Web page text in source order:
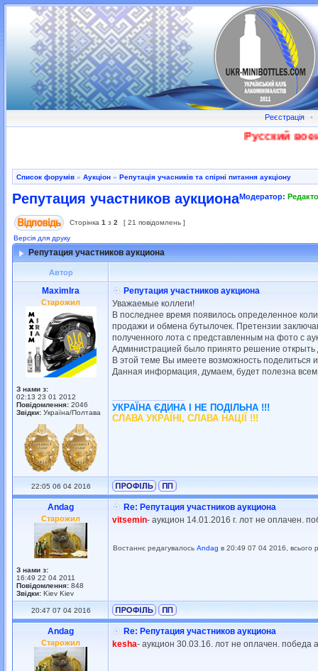
Реєстрація •
Русский
Список форумів » Аукціон » Репутація учасників та спірні питання аукціону
Репутация участников аукционаМодератор:
Сторінка 1 з 2
[ 21 повідомлень ]
Версія для друку
Репутация участников аукциона
Автор
MaximIra
Старожил
З нами з:
02:13 23 01 2012
Повідомлення: 2046
Звідки: Україна/Полтава
Репутация участников аукциона
Уважаемые коллеги!
В последнее время появилось определенное
продажи и обмена бутылочек. Претензии
полученного лота с представленным на фото с
Администрацией было принято решение открыть
В этой теме Вы имеете возможность поделиться
Данная информация, думаем, будет полезна
УКРАЇНА ЄДИНА І НЕ ПОДІЛЬНА !!!
СЛАВА УКРАЇНІ, СЛАВА НАЦІЇ !!!
22:05 06 04 2016
Andag
Старожил
З нами з:
16:49 22 04 2011
Повідомлення: 848
Звідки: Kiev Kiev
Re: Репутация участников аукциона
vitsemin- аукцион 14.01.2016 г. лот не оплачен.
Востаннє редагувалось Andag в 20:49 07 04 2016, всього
20:47 07 04 2016
Andag
Старожил
Re: Репутация участников аукциона
kesha- аукцион 30.03.16. лот не оплачен. победа